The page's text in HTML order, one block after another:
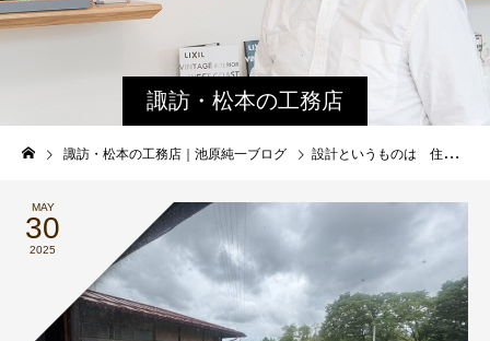
諏訪・松本の工務店
の社長ブログ｜家族
物語８４３
諏訪・松本の工務店｜池原純一ブログ 設計というものは 住まい手のために いつまでも残る家を作ること
MAY
30
2025